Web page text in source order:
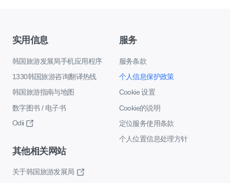
实用信息
韩国旅游发展局手机应用程序
1330韩国旅游咨询翻译热线
韩国旅游指南与地图
数字图书 / 电子书
Odii
服务
服务条款
个人信息保护政策
Cookie 设置
Cookie的说明
定位服务使用条款
个人位置信息处理方针
其他相关网站
关于韩国旅游发展局